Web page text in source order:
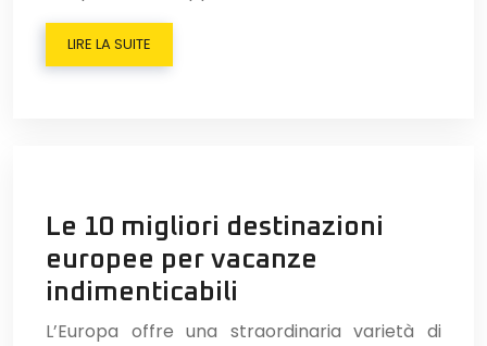
LIRE LA SUITE
Le 10 migliori destinazioni
europee per vacanze
indimenticabili
L’Europa offre una straordinaria varietà di